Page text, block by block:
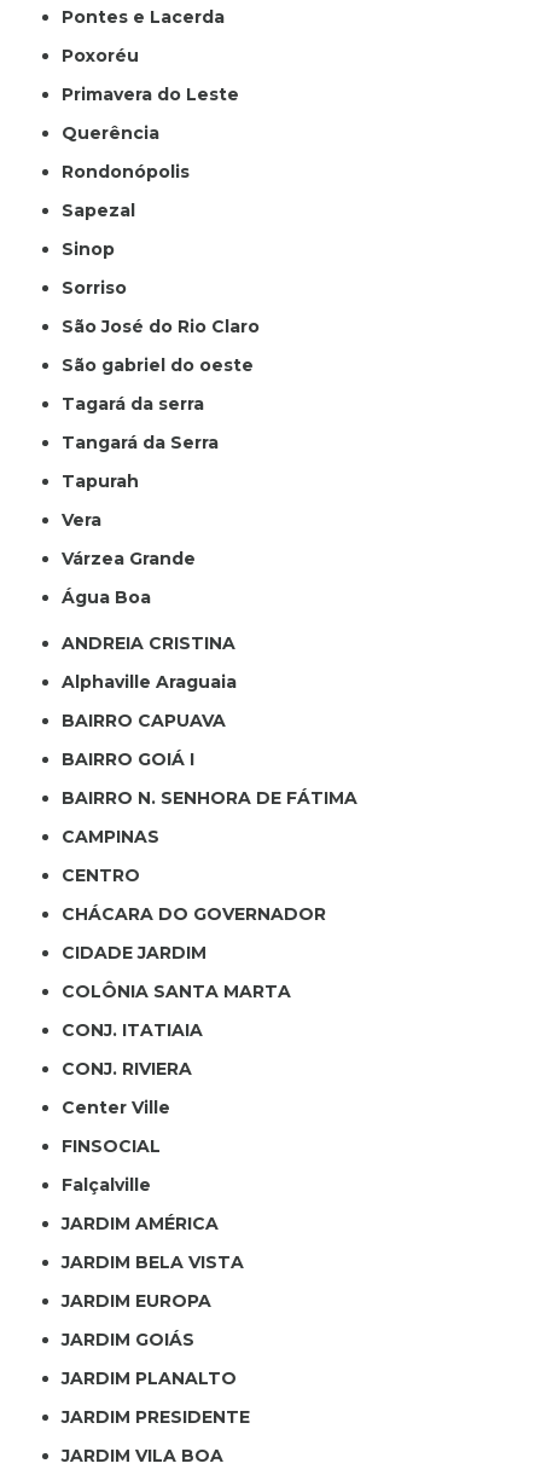
Pontes e Lacerda
Poxoréu
Primavera do Leste
Querência
Rondonópolis
Sapezal
Sinop
Sorriso
São José do Rio Claro
São gabriel do oeste
Tagará da serra
Tangará da Serra
Tapurah
Vera
Várzea Grande
Água Boa
ANDREIA CRISTINA
Alphaville Araguaia
BAIRRO CAPUAVA
BAIRRO GOIÁ I
BAIRRO N. SENHORA DE FÁTIMA
CAMPINAS
CENTRO
CHÁCARA DO GOVERNADOR
CIDADE JARDIM
COLÔNIA SANTA MARTA
CONJ. ITATIAIA
CONJ. RIVIERA
Center Ville
FINSOCIAL
Falçalville
JARDIM AMÉRICA
JARDIM BELA VISTA
JARDIM EUROPA
JARDIM GOIÁS
JARDIM PLANALTO
JARDIM PRESIDENTE
JARDIM VILA BOA